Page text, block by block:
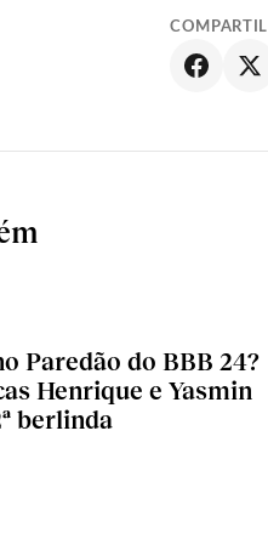
Paredão do BBB 24?
Henrique e Yasmin
berlinda